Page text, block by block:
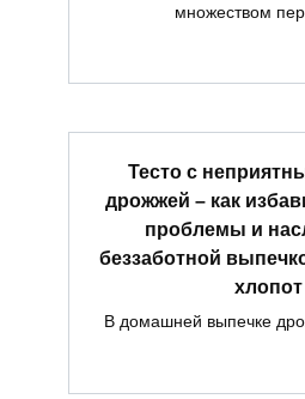
множеством
Тесто с
дрожжей – как
проблемы и
беззаботной
хлопот
В домашней выпечке